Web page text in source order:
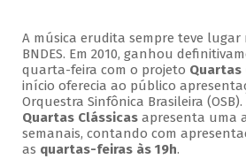
A música erudita sempre teve
BNDES. Em 2010, ganhou
quarta-feira com o projeto Quartas
início oferecia ao público
Orquestra Sinfônica Brasileira
Quartas Clássicasapresenta uma
semanais, contando com
as quartas-feiras às 19h.